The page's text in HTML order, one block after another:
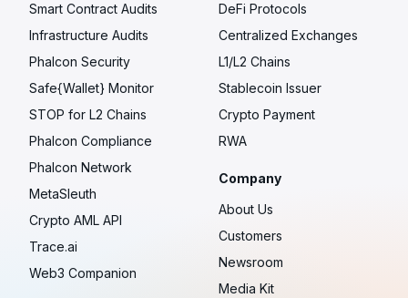
Smart Contract Audits
Infrastructure Audits
Phalcon Security
Safe{Wallet} Monitor
STOP for L2 Chains
Phalcon Compliance
Phalcon Network
MetaSleuth
Crypto AML API
Trace.ai
Web3 Companion
DeFi Protocols
Centralized Exchanges
L1/L2 Chains
Stablecoin Issuer
Crypto Payment
RWA
Company
About Us
Customers
Newsroom
Media Kit